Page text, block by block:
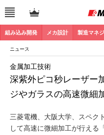
組み込み開発 メカ設計 製造マネ
ニュース
深紫外ピコ秒レーザー
ジやガラスの高速微細
金属加工技術
三菱電機、大阪大学、スペク
して高速に微細加工が行える